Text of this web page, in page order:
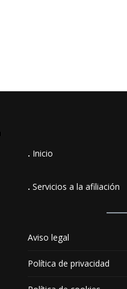
. Inicio
. Servicios a la afiliación
Aviso legal
Política de privacidad